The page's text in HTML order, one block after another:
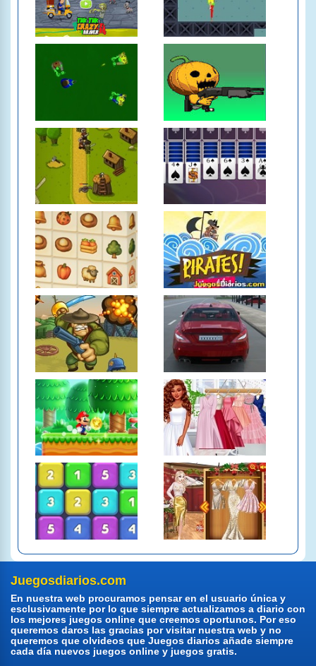
Juegosdiarios.com
En nuestra web procuramos pensar en el usuario única y
esclusivamente por lo que siempre actualizamos a diario con
los mejores juegos online que creemos oportunos. Por eso
queremos daros las gracias por visitar nuestra web y no
queremos que olvideos que Juegos diarios añade siempre
cada día nuevos juegos online y juegos gratis.